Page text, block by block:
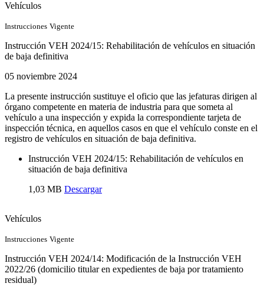
Vehículos
Instrucciones Vigente
Instrucción VEH 2024/15: Rehabilitación de vehículos en situación
de baja definitiva
05 noviembre 2024
La presente instrucción sustituye el oficio que las jefaturas dirigen al
órgano competente en materia de industria para que someta al
vehículo a una inspección y expida la correspondiente tarjeta de
inspección técnica, en aquellos casos en que el vehículo conste en el
registro de vehículos en situación de baja definitiva.
Instrucción VEH 2024/15: Rehabilitación de vehículos en
situación de baja definitiva
1,03 MB Descargar
Vehículos
Instrucciones Vigente
Instrucción VEH 2024/14: Modificación de la Instrucción VEH
2022/26 (domicilio titular en expedientes de baja por tratamiento
residual)